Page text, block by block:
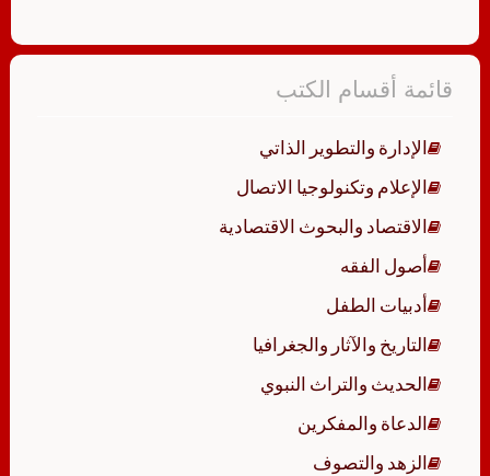
قائمة أقسام الكتب
الإدارة والتطوير الذاتي
الإعلام وتكنولوجيا الاتصال
الاقتصاد والبحوث الاقتصادية
أصول الفقه
أدبيات الطفل
التاريخ والآثار والجغرافيا
الحديث والتراث النبوي
الدعاة والمفكرين
الزهد والتصوف